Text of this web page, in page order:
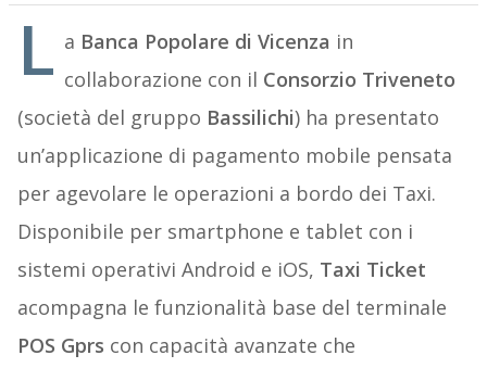
L a Banca Popolare di Vicenza in
collaborazione con il Consorzio Triveneto
(società del gruppo Bassilichi) ha presentato
un’applicazione di pagamento mobile pensata
per agevolare le operazioni a bordo dei Taxi.
Disponibile per smartphone e tablet con i
sistemi operativi Android e iOS, Taxi Ticket
acompagna le funzionalità base del terminale
POS Gprs con capacità avanzate che